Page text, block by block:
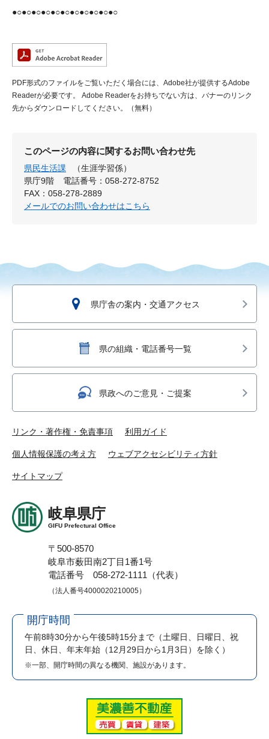
●○●○●○●○●○●○●○●○●○●○●○
PDF形式のファイルをご覧いただく場合には、Adobe社が提供するAdobe
Readerが必要です。
Adobe Readerをお持ちでない方は、バナーのリンク
先からダウンロードしてください。（無料）
このページの内容に関するお問い合わせ先
県民生活課
（生涯学習係）
県庁9階
電話番号：058-272-8752
FAX：058-278-2889
メールでのお問い合わせはこちら
県庁舎の案内・交通アクセス
県の組織・電話番号一覧
県政へのご意見・ご提案
リンク・著作権・免責事項 利用ガイド
個人情報保護の考え方 ウェブアクセシビリティ方針
サイトマップ
岐阜県庁
GIFU Prefectural Office
〒500-8570
岐阜市薮田南2丁目1番1号
電話番号 058-272-1111（代表）
（法人番号4000020210005）
開庁時間
午前8時30分から午後5時15分まで （土曜日、日曜日、祝
日、休日、年末年始（12月29日から1月3日）を除く）
※一部、開庁時間の異なる機関、施設があります。